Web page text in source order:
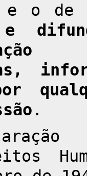
e o
e
.